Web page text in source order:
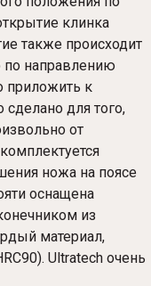
клинка
также происходит
по направлению
приложить к
для того,
от
ножа на поясе
оснащена
из
материал,
Ultratech очень